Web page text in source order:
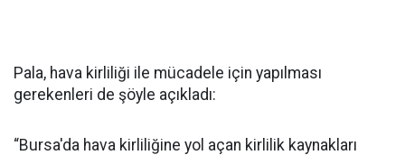
Pala, hava kirliliği ile mücadele için yapılması
gerekenleri de şöyle açıkladı:
“Bursa'da hava kirliliğine yol açan kirlilik kaynakları